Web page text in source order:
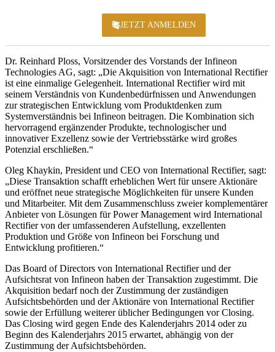
JETZT ANMELDEN
Dr. Reinhard Ploss, Vorsitzender des Vorstands der Infineon
Technologies AG, sagt: „Die Akquisition von International Rectifier
ist eine einmalige Gelegenheit. International Rectifier wird mit
seinem Verständnis von Kundenbedürfnissen und Anwendungen
zur strategischen Entwicklung vom Produktdenken zum
Systemverständnis bei Infineon beitragen. Die Kombination sich
hervorragend ergänzender Produkte, technologischer und
innovativer Exzellenz sowie der Vertriebsstärke wird großes
Potenzial erschließen.“
Oleg Khaykin, President und CEO von International Rectifier, sagt:
„Diese Transaktion schafft erheblichen Wert für unsere Aktionäre
und eröffnet neue strategische Möglichkeiten für unsere Kunden
und Mitarbeiter. Mit dem Zusammenschluss zweier komplementärer
Anbieter von Lösungen für Power Management wird International
Rectifier von der umfassenderen Aufstellung, exzellenten
Produktion und Größe von Infineon bei Forschung und
Entwicklung profitieren.“
Das Board of Directors von International Rectifier und der
Aufsichtsrat von Infineon haben der Transaktion zugestimmt. Die
Akquisition bedarf noch der Zustimmung der zuständigen
Aufsichtsbehörden und der Aktionäre von International Rectifier
sowie der Erfüllung weiterer üblicher Bedingungen vor Closing.
Das Closing wird gegen Ende des Kalenderjahrs 2014 oder zu
Beginn des Kalenderjahrs 2015 erwartet, abhängig von der
Zustimmung der Aufsichtsbehörden.